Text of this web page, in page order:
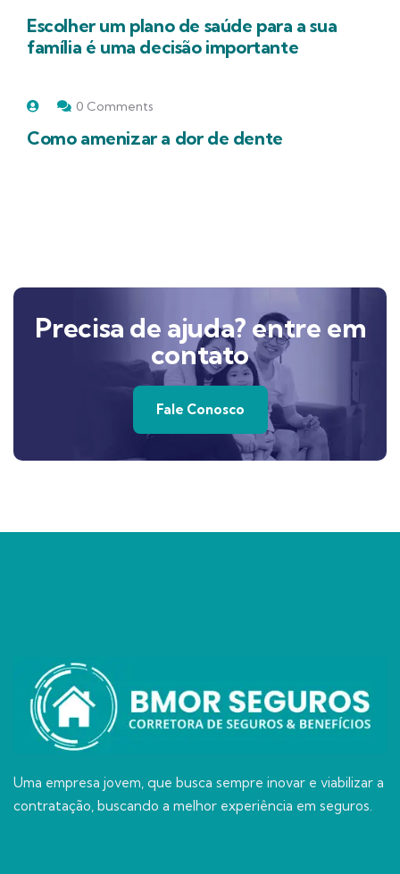
Escolher um plano de saúde para a sua
família é uma decisão importante
0 Comments
Como amenizar a dor de dente
Precisa de ajuda? entre em
contato
Fale Conosco
Uma empresa jovem, que busca sempre inovar e viabilizar a
contratação, buscando a melhor experiência em seguros.